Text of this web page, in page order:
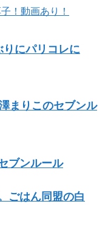
！動画あり！
にパリコレに
まりこのセブンル
ブンルール
ごはん同盟の白